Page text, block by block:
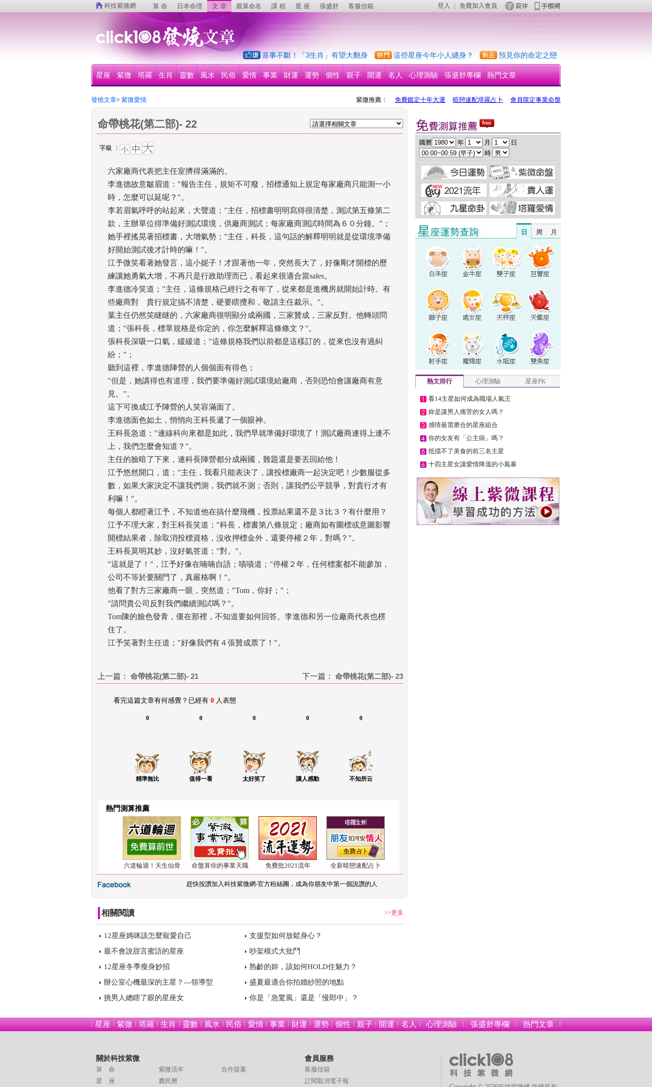
科技紫微網 算 命 日本命理 文 章 親算命名 課 程 星 座 張盛舒 客服信箱 登入 免費加入會員
喜事不斷！「3生肖」有望大翻身 這些星座今年小人纏身？ 預見你的命定之戀
星座 紫微 塔羅 生肖 靈數 風水 民俗 愛情 事業 財運 運勢 個性 親子 開運 名人 心理測驗 張盛舒專欄 熱門文章
發燒文章> 紫微愛情 會員限定事業命盤
暗戀速配塔羅占卜
免費鑑定十年大運
紫微推薦：
命帶桃花(第二部)- 22
字級 ：
六家廠商代表把主任室擠得滿滿的。
李進德故意皺眉道："報告主任，規矩不可癈，招標通知上規定每家廠商只能測一小
時，怎麼可以延呢？"。
李若眉氣呼呼的站起來，大聲道；"主任，招標書明明寫得很清楚，測試第五條第二
款，主辦單位得準備好測試環境，供廠商測試；每家廠商測試時間為６０分鐘。"；
她手裡搖晃著招標書，大增氣勢；"主任，科長，這句話的解釋明明就是從環境準備
好開始測試後才計時的嘛！"。
江予微笑看著她發言，這小妮子！才跟著他一年，突然長大了，好像剛才開標的歷
練讓她勇氣大增，不再只是行政助理而已，看起來很適合當sales。
李進德冷笑道；"主任，這條規格已經行之有年了，從來都是進機房就開始計時。有
些廠商對 貴行規定搞不清楚，硬要瞎攪和，敬請主任裁示。"。
葉主任仍然笑瞇瞇的，六家廠商很明顯分成兩國，三家贊成，三家反對。他轉頭問
道；"張科長，標單規格是你定的，你怎麼解釋這條條文？"。
張科長深吸一口氣，緩緩道；"這條規格我們以前都是這樣訂的，從來也沒有過糾
紛；"；
聽到這裡，李進德陣營的人個個面有得色；
"但是，她講得也有道理，我們要準備好測試環境給廠商，否則恐怕會讓廠商有意
見。"。
這下可換成江予陣營的人笑容滿面了。
李進德面色如土，悄悄向王科長遞了一個眼神。
王科長急道；"連線科向來都是如此，我們早就準備好環境了！測試廠商連得上連不
上，我們怎麼會知道？"。
主任的臉暗了下來，連科長陣營都分成兩國，難題還是要丟回給他！
江予悠然開口，道；"主任，我看只能表決了，讓投標廠商一起決定吧！少數服從多
數，如果大家決定不讓我們測，我們就不測；否則，讓我們公平競爭，對貴行才有
利嘛！"。
每個人都瞪著江予，不知道他在搞什麼飛機，投票結果還不是３比３？有什麼用？
江予不理大家，對王科長笑道；"科長，標書第八條規定；廠商如有圍標或意圖影響
開標結果者，除取消投標資格，沒收押標金外，還要停權２年，對嗎？"。
王科長莫明其妙，沒好氣答道；"對。"。
"這就是了！"，江予好像在喃喃自語；嘖嘖道；"停權２年，任何標案都不能參加，
公司不等於要關門了，真嚴格啊！"。
他看了對方三家廠商一眼，突然道；"Tom，你好；"；
"請問貴公司反對我們繼續測試嗎？"。
Tom陳的臉色發青，僵在那裡，不知道要如何回答。李進德和另一位廠商代表也楞
住了。
江予笑著對主任道；"好像我們有４張贊成票了！"。
上一篇： 命帶桃花(第二部)- 21 下一篇： 命帶桃花(第二部)- 23
看完這篇文章有何感覺？已經有 0 人表態
0
精準無比
0
值得一看
0
太好笑了
0
讓人感動
0
不知所云
熱門測算推薦
六道輪迴！天生仙骨 命盤算你的事業天職 免費批2021流年 全新暗戀速配占卜
趕快按讚加入科技紫微網-官方粉絲團 ，成為你朋友中第一個說讚的人
相關閱讀 >>更多
12星座媽咪該怎麼寵愛自己
最不會說甜言蜜語的星座
12星座冬季瘦身妙招
辦公室心機最深的主星？---領導型
挑男人總瞎了眼的星座女
支援型如何放鬆身心？
吵架模式大批鬥
熟齡的妳，該如何HOLD住魅力？
盛夏最適合你拍婚紗照的地點
你是「急驚風」還是「慢郎中」？
國曆 年 月
日
時
月
周
日
熱文排行 心理測驗 星座PK
看14主星如何成為職場人氣王
妳是讓男人痛苦的女人嗎？
感情最需磨合的星座組合
你的女友有「公主病」嗎？
抵擋不了美食的前三名主星
十四主星女讓愛情降溫的小風暴
星座 紫微 塔羅 生肖 靈數 風水 民俗 愛情 事業 財運 運勢 個性 親子 開運 名人 心理測驗 張盛舒專欄 熱門文章
關於科技紫微
算 命
星 座
紫微流年
農民曆
合作提案
會員服務
客服信箱
訂閱取消電子報